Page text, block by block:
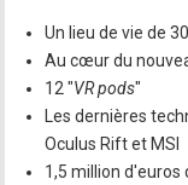
Un lieu de vie de
Au cœur du
12 "VR pods"
Les dernières
Oculus Rift et MSI
1,5 million